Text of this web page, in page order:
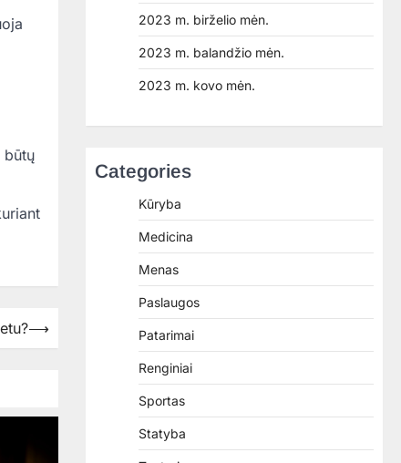
būtų
⟶
2023 m. birželio mėn.
2023 m. balandžio mėn.
2023 m. kovo mėn.
Categories
Kūryba
Medicina
Menas
Paslaugos
Patarimai
Renginiai
Sportas
Statyba